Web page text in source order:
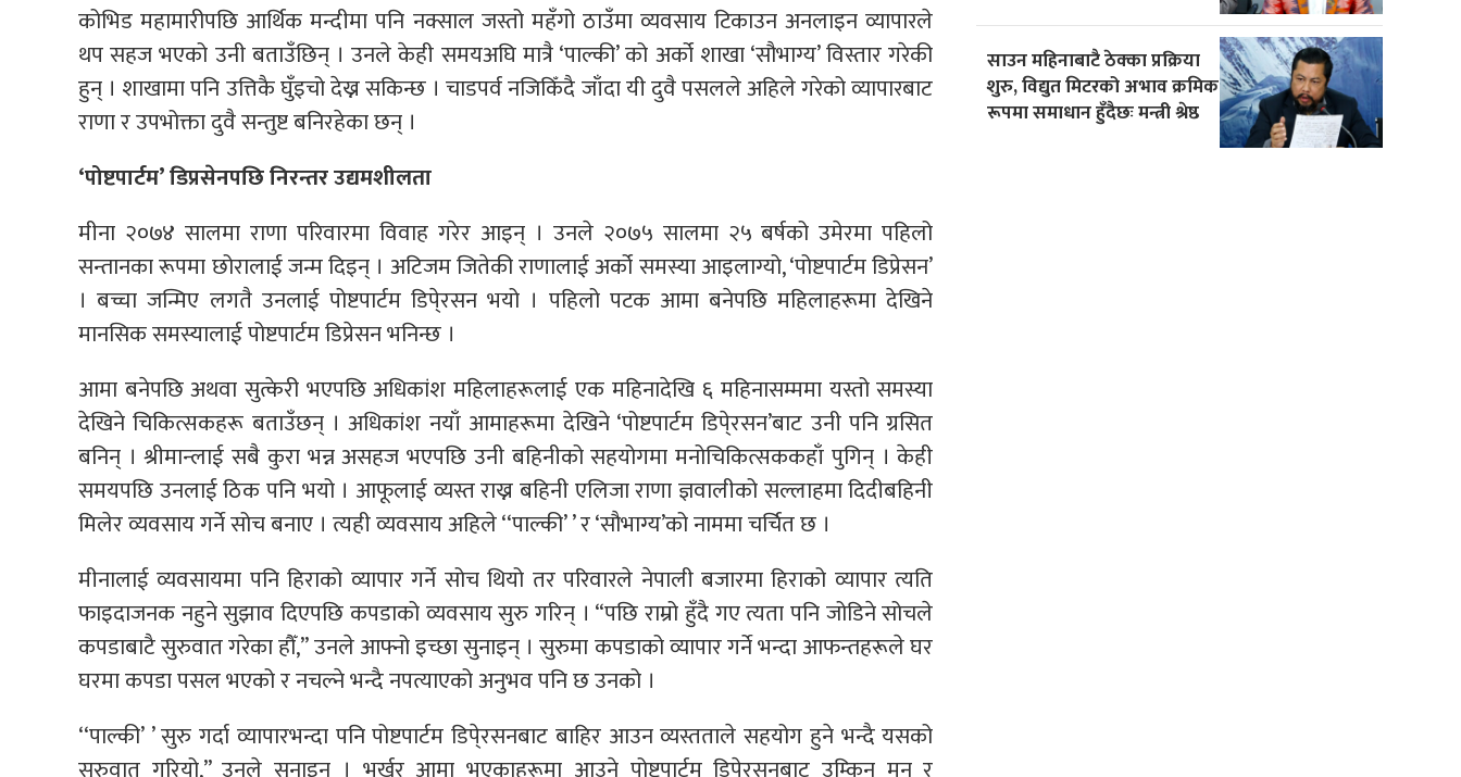
कोभिड महामारीपछि आर्थिक मन्दीमा पनि नक्साल जस्तो महँगो ठाउँमा व्यवसाय टिकाउन अनलाइन व्यापारले
थप सहज भएको उनी बताउँछिन् । उनले केही समयअघि मात्रै ‘पाल्की’ को अर्को शाखा ‘सौभाग्य’ विस्तार गरेकी
हुन् । शाखामा पनि उत्तिकै घुँइचो देख्न सकिन्छ । चाडपर्व नजिकिँदै जाँदा यी दुवै पसलले अहिले गरेको व्यापारबाट
राणा र उपभोक्ता दुवै सन्तुष्ट बनिरहेका छन् ।
‘पोष्टपार्टम’ डिप्रसेनपछि निरन्तर उद्यमशीलता
मीना २०७४ सालमा राणा परिवारमा विवाह गरेर आइन् । उनले २०७५ सालमा २५ बर्षको उमेरमा पहिलो
सन्तानका रूपमा छोरालाई जन्म दिइन् । अटिजम जितेकी राणालाई अर्को समस्या आइलाग्यो, ‘पोष्टपार्टम डिप्रेसन’
। बच्चा जन्मिए लगतै उनलाई पोष्टपार्टम डिपे्रसन भयो । पहिलो पटक आमा बनेपछि महिलाहरूमा देखिने
मानसिक समस्यालाई पोष्टपार्टम डिप्रेसन भनिन्छ ।
आमा बनेपछि अथवा सुत्केरी भएपछि अधिकांश महिलाहरूलाई एक महिनादेखि ६ महिनासम्ममा यस्तो समस्या
देखिने चिकित्सकहरू बताउँछन् । अधिकांश नयाँ आमाहरूमा देखिने ‘पोष्टपार्टम डिपे्रसन’बाट उनी पनि ग्रसित
बनिन् । श्रीमान्लाई सबै कुरा भन्न असहज भएपछि उनी बहिनीको सहयोगमा मनोचिकित्सककहाँ पुगिन् । केही
समयपछि उनलाई ठिक पनि भयो । आफूलाई व्यस्त राख्न बहिनी एलिजा राणा ज्ञवालीको सल्लाहमा दिदीबहिनी
मिलेर व्यवसाय गर्ने सोच बनाए । त्यही व्यवसाय अहिले ‘‘पाल्की’ ’ र ‘सौभाग्य’को नाममा चर्चित छ ।
मीनालाई व्यवसायमा पनि हिराको व्यापार गर्ने सोच थियो तर परिवारले नेपाली बजारमा हिराको व्यापार त्यति
फाइदाजनक नहुने सुझाव दिएपछि कपडाको व्यवसाय सुरु गरिन् । “पछि राम्रो हुँदै गए त्यता पनि जोडिने सोचले
कपडाबाटै सुरुवात गरेका हौँ,” उनले आफ्नो इच्छा सुनाइन् । सुरुमा कपडाको व्यापार गर्ने भन्दा आफन्तहरूले घर
घरमा कपडा पसल भएको र नचल्ने भन्दै नपत्याएको अनुभव पनि छ उनको ।
‘‘पाल्की’ ’ सुरु गर्दा व्यापारभन्दा पनि पोष्टपार्टम डिपे्रसनबाट बाहिर आउन व्यस्तताले सहयोग हुने भन्दै यसको
साउन महिनाबाटै ठेक्का प्रक्रिया
शुरु, विद्युत मिटरको अभाव क्रमिक
रूपमा समाधान हुँदैछः मन्त्री श्रेष्ठ